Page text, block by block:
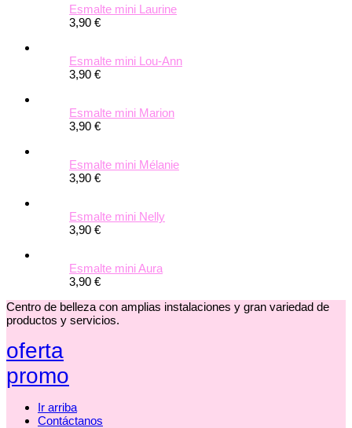
Esmalte mini Laurine
3,90 €
Esmalte mini Lou-Ann
3,90 €
Esmalte mini Marion
3,90 €
Esmalte mini Mélanie
3,90 €
Esmalte mini Nelly
3,90 €
Esmalte mini Aura
3,90 €
Centro de belleza con amplias instalaciones y gran variedad de
productos y servicios.
oferta
promo
Ir arriba
Contáctanos